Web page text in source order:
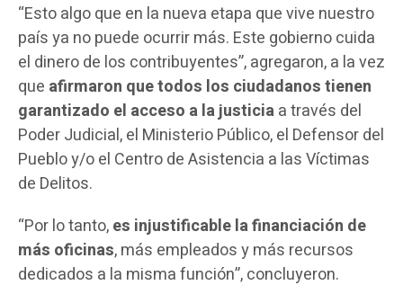
“Esto algo que en la nueva etapa que vive nuestro
país ya no puede ocurrir más. Este gobierno cuida
el dinero de los contribuyentes”, agregaron, a la vez
que afirmaron que todos los ciudadanos tienen
garantizado el acceso a la justiciaa través del
Poder Judicial, el Ministerio Público, el Defensor del
Pueblo y/o el Centro de Asistencia a las Víctimas
de Delitos.
“Por lo tanto,es injustificable la financiación de
más oficinas, más empleados y más recursos
dedicados a la misma función”, concluyeron.